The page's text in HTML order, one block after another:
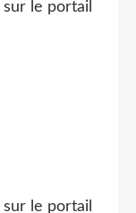
sur le portail
sur le portail